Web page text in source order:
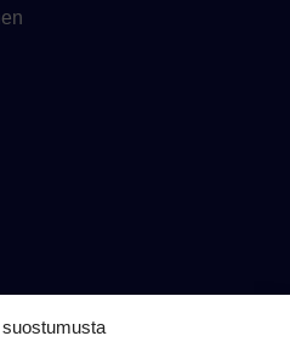
suostumusta